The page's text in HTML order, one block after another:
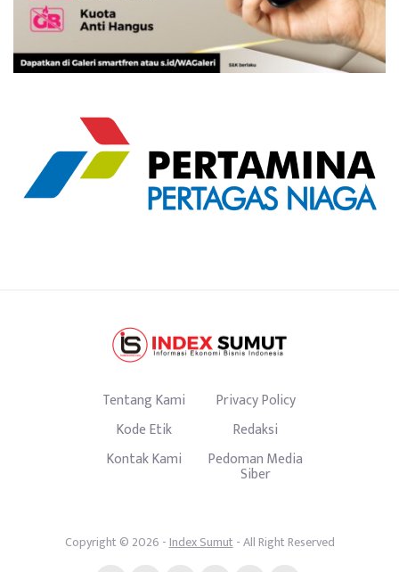
Tentang Kami
Privacy Policy
Kode Etik
Redaksi
Kontak Kami
Pedoman Media
Siber
Copyright © 2026 -Index Sumut- All Right Reserved